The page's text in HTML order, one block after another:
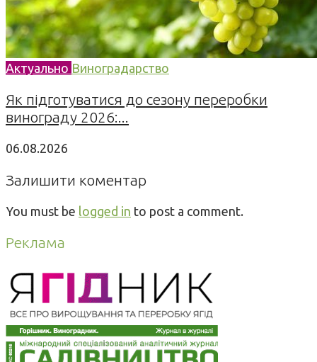
Актуально Виноградарство
Як підготуватися до сезону переробки
винограду 2026:...
06.08.2026
Залишити коментар
You must be logged in to post a comment.
Реклама